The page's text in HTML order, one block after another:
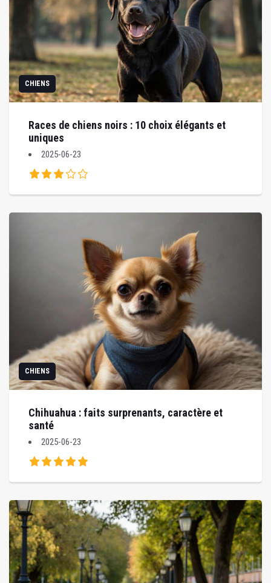
CHIENS
Races de chiens noirs : 10 choix élégants et
uniques
2025-06-23
CHIENS
Chihuahua : faits surprenants, caractère et
santé
2025-06-23